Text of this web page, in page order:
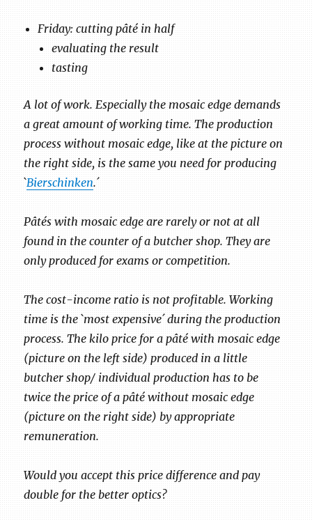
Friday: cutting pâté in half
evaluating the result
tasting
A lot of work. Especially the mosaic edge demands
a great amount of working time. The production
process without mosaic edge, like at the picture on
the right side, is the same you need for producing
`Bierschinken.´
Pâtés with mosaic edge are rarely or not at all
found in the counter of a butcher shop. They are
only produced for exams or competition.
The cost-income ratio is not profitable. Working
time is the `most expensive´ during the production
process. The kilo price for a pâté with mosaic edge
(picture on the left side) produced in a little
butcher shop/ individual production has to be
twice the price of a pâté without mosaic edge
(picture on the right side) by appropriate
remuneration.
Would you accept this price difference and pay
double for the better optics?